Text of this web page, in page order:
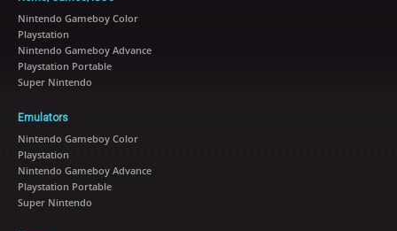
Nintendo Gameboy Color
Playstation
Nintendo Gameboy Advance
Playstation Portable
Super Nintendo
Emulators
Nintendo Gameboy Color
Playstation
Nintendo Gameboy Advance
Playstation Portable
Super Nintendo